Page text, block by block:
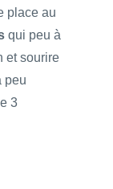
place au
qui peu à
et sourire
peu
3